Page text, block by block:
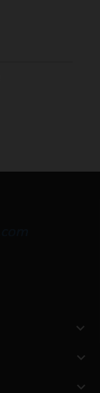


